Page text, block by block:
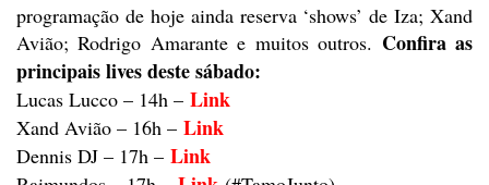
programação de hoje aindareserva ‘shows’ de Iza; Xand
Avião; Rodrigo Amarante e muitos outros. Confiraas
principais lives deste sábado:
Lucas Lucco – 14h – Link
Xand Avião – 16h – Link
Dennis DJ – 17h – Link